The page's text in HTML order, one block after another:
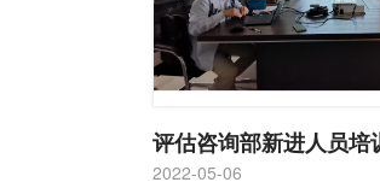
评估咨询部新进人员培
2022-05-06